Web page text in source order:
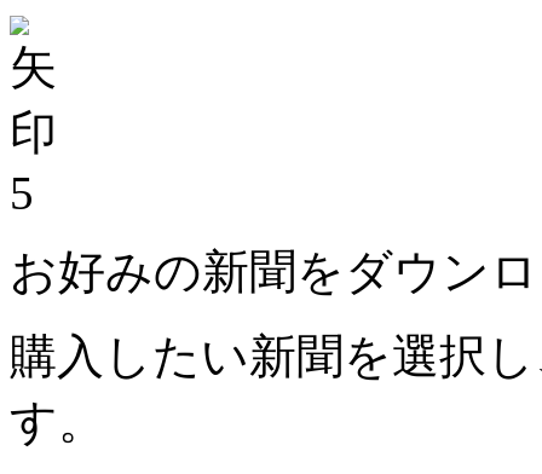
5
お好みの新聞をダウン
購入したい新聞を選択
す。